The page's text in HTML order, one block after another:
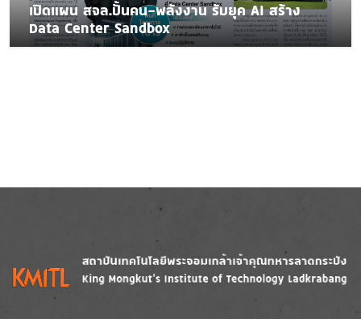
เปิดแผน สจล.ปั้นคน-พลังงาน รับยุค AI สร้าง
Data Center Sandbox
Image